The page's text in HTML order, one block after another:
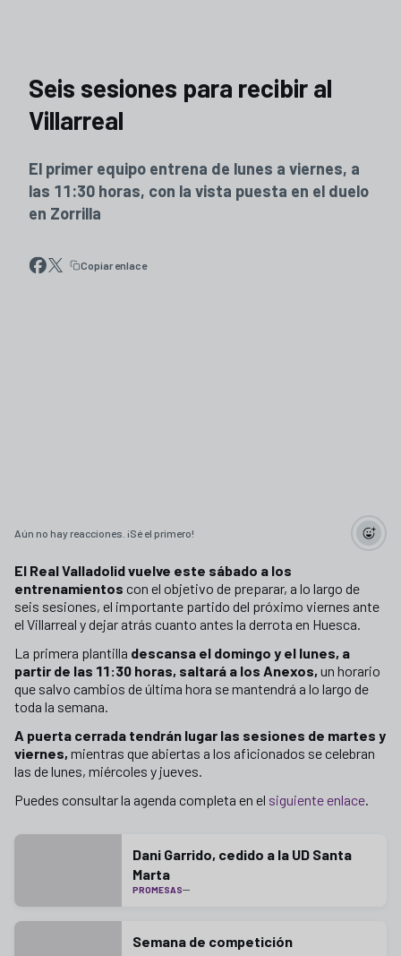
Seis sesiones para recibir al
Villarreal
El primer equipo entrena de lunes a viernes, a
las 11:30 horas, con la vista puesta en el duelo
en Zorrilla
Copiar enlace
Aún no hay reacciones. ¡Sé el primero!
El Real Valladolid vuelve este sábado a los
entrenamientos con el objetivo de preparar, a lo largo de
seis sesiones, el importante partido del próximo viernes ante
el Villarreal y dejar atrás cuanto antes la derrota en Huesca.
La primera plantilla descansa el domingo y el lunes, a
partir de las 11:30 horas, saltará a los Anexos, un horario
que salvo cambios de última hora se mantendrá a lo largo de
toda la semana.
A puerta cerrada tendrán lugar las sesiones de martes y
viernes, mientras que abiertas a los aficionados se celebran
las de lunes, miércoles y jueves.
Puedes consultar la agenda completa en el siguiente enlace.
Dani Garrido, cedido a la UD Santa
Marta
PROMESAS
Semana de competición